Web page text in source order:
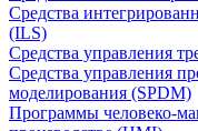
Средства
(ILS)
Средства управления
Средства управления
моделирования (SPDM)
Программы человеко-